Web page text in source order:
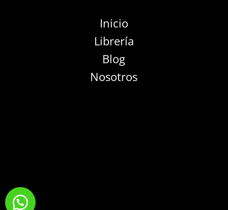
Inicio
Librería
Blog
Nosotros